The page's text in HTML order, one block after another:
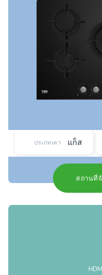
ปรเภทเตา แก็ส
สถานที่